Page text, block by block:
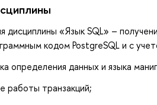
дисциплины «Язык SQL» –
кодом PostgreSQL и с
определения данных и языка
работы транзакций;